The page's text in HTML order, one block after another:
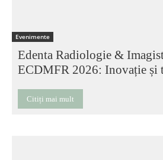
Evenimente
Edenta Radiologie &
ECDMFR 2026: Inovație și
Citiți mai mult